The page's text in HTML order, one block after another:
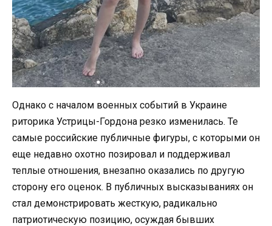
Однако с началом военных событий в Украине
риторика Устрицы-Гордона резко изменилась. Те
самые российские публичные фигуры, с которыми он
еще недавно охотно позировал и поддерживал
теплые отношения, внезапно оказались по другую
сторону его оценок. В публичных высказываниях он
стал демонстрировать жесткую, радикально
патриотическую позицию, осуждая бывших